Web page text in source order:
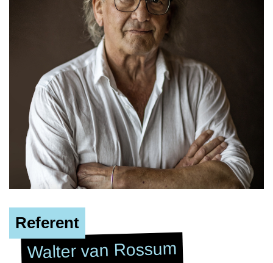
Referent
Walter van Rossum